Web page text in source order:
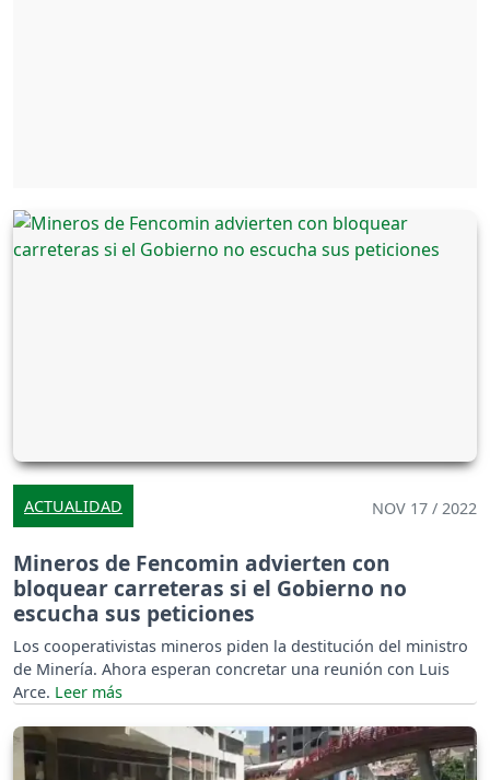
ACTUALIDAD NOV 17 / 2022
Mineros de Fencomin advierten con
bloquear carreteras si el Gobierno no
escucha sus peticiones
Los cooperativistas mineros piden la destitución del ministro
de Minería. Ahora esperan concretar una reunión con Luis
Arce.